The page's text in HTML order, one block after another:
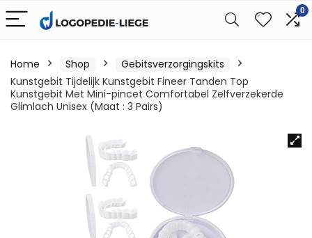
0
Home Shop
Gebitsverzorgingskits
Kunstgebit Tijdelijk Kunstgebit Fineer Tanden Top
Kunstgebit Met Mini-pincet Comfortabel Zelfverzekerde
Glimlach Unisex (Maat : 3 Pairs)